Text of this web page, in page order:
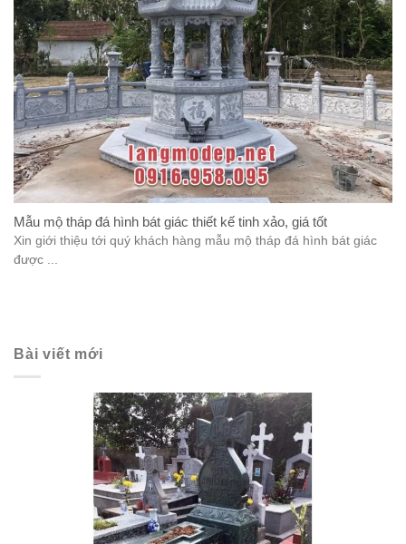
Mẫu mộ tháp đá hình bát giác thiết kế tinh xảo, giá tốt
Xin giới thiệu tới quý khách hàng mẫu mộ tháp đá hình bát giác
được ...
Bài viết mới